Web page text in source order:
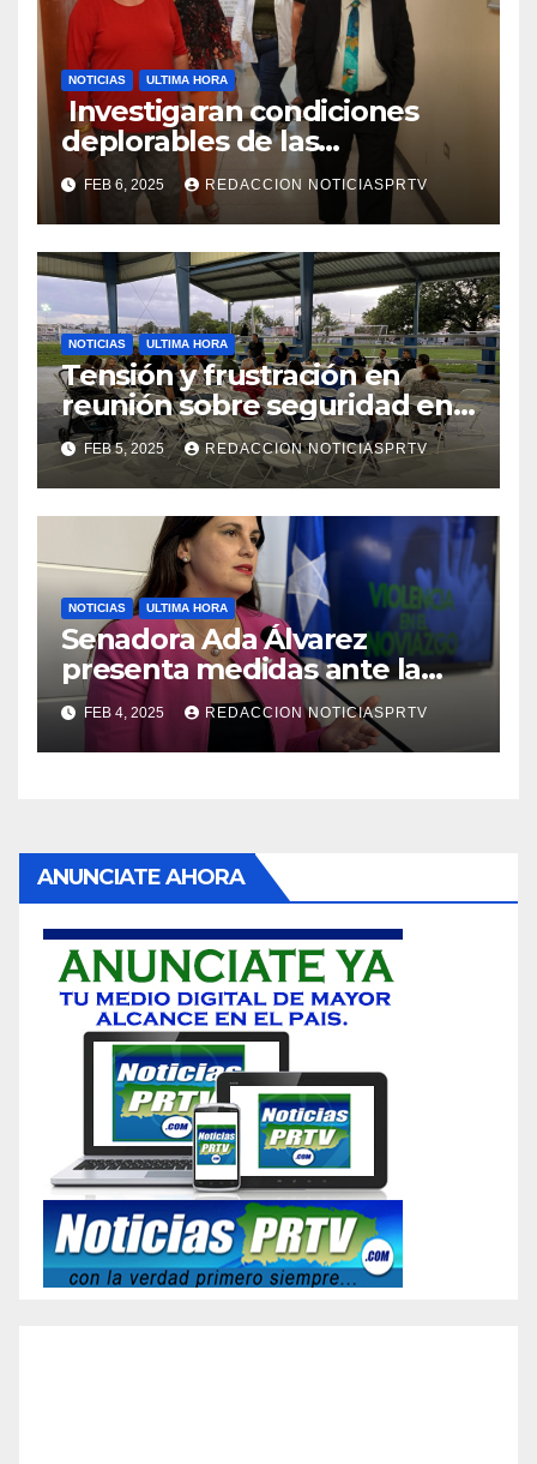
NOTICIAS ULTIMA HORA
Investigaran condiciones
deplorables de las
facilidades el Departamento
de la Salud en Mayagüez
FEB 6, 2025 REDACCION NOTICIASPRTV
NOTICIAS ULTIMA HORA
Tensión y frustración en
reunión sobre seguridad en
Reparto Metropolitano
FEB 5, 2025 REDACCION NOTICIASPRTV
NOTICIAS ULTIMA HORA
Senadora Ada Álvarez
presenta medidas ante la
violencia en el noviazgo
FEB 4, 2025 REDACCION NOTICIASPRTV
ANUNCIATE AHORA